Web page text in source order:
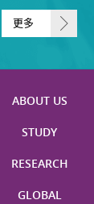
更多
ABOUT US
STUDY
RESEARCH
GLOBAL